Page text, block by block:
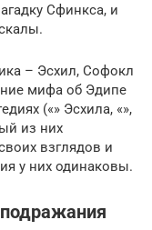
Сфинкса, и
– Эсхил, Софокл
мифа об Эдипе
(«» Эсхила, «»,
из них
взглядов и
у них одинаковы.